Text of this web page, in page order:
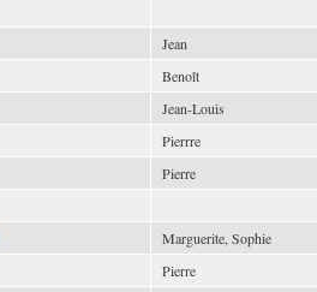
Jean
Benoît
Jean-Louis
Pierrre
Pierre
Marguerite, Sophie
Pierre